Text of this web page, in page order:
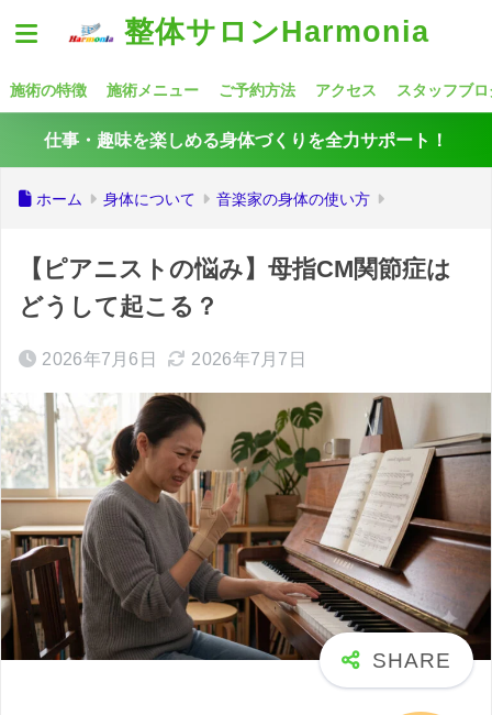
整体サロンHarmonia
施術の特徴 施術メニュー ご予約方法 アクセス スタッフブロ
仕事・趣味を楽しめる身体づくりを全力サポート！
ホーム 身体について 音楽家の身体の使い方
【ピアニストの悩み】母指CM関節症は
どうして起こる？
2026年7月6日 2026年7月7日